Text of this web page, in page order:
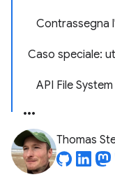
Contrassegna
Caso speciale:
API File
Thomas